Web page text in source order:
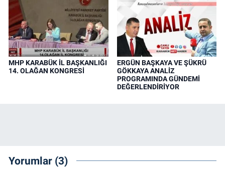
MHP KARABÜK İL BAŞKANLIĞI
14. OLAĞAN KONGRESİ
ERGÜN BAŞKAYA VE ŞÜKRÜ
GÖKKAYA ANALİZ
PROGRAMINDA GÜNDEMİ
DEĞERLENDİRİYOR
Yorumlar (3)